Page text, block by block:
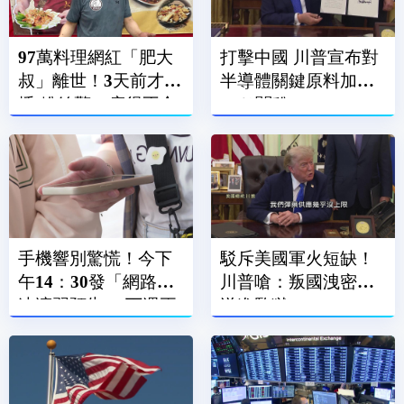
97萬料理網紅「肥大
叔」離世！3天前才直
播 粉絲驚：瘦得不合
打擊中國 川普宣布對
半導體關鍵原料加徵
15％關稅
手機響別驚慌！今下
午14：30發「網路降
速演習預告」 下週正
駁斥美國軍火短缺！
川普嗆：叛國洩密者
送進監獄